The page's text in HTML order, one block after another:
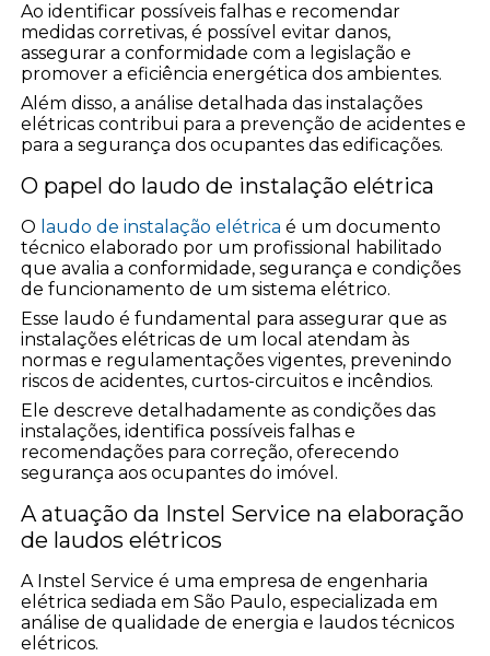
Ao identificar possíveis falhas e recomendar
medidas corretivas, é possível evitar danos,
assegurar a conformidade com a legislação e
promover a eficiência energética dos ambientes.
Além disso, a análise detalhada das instalações
elétricas contribui para a prevenção de acidentes e
para a segurança dos ocupantes das edificações.
O papel do laudo de instalação elétrica
O laudo de instalação elétrica é um documento
técnico elaborado por um profissional habilitado
que avalia a conformidade, segurança e condições
de funcionamento de um sistema elétrico.
Esse laudo é fundamental para assegurar que as
instalações elétricas de um local atendam às
normas e regulamentações vigentes, prevenindo
riscos de acidentes, curtos-circuitos e incêndios.
Ele descreve detalhadamente as condições das
instalações, identifica possíveis falhas e
recomendações para correção, oferecendo
segurança aos ocupantes do imóvel.
A atuação da Instel Service na elaboração
de laudos elétricos
A Instel Service é uma empresa de engenharia
elétrica sediada em São Paulo, especializada em
análise de qualidade de energia e laudos técnicos
elétricos.